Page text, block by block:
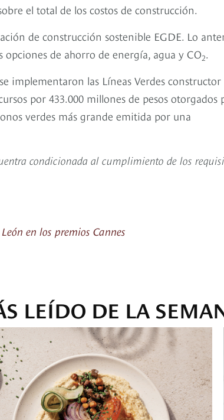
el total de los costos de construcción.
de construcción sostenible EGDE. Lo
de ahorro de energía, agua y CO2.
implementaron las Líneas Verdes constructor
por 433.000 millones de pesos otorgados
verdes más grande emitida por una
condicionada al cumplimiento de los
en los premios Cannes
LEÍDO DE LA